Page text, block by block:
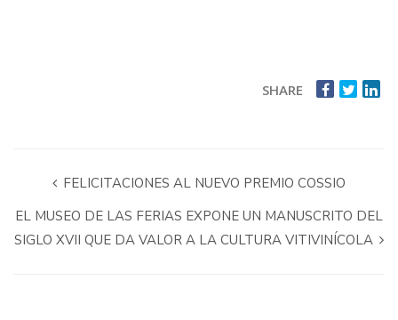
SHARE
FELICITACIONES AL NUEVO PREMIO COSSIO
EL MUSEO DE LAS FERIAS EXPONE UN MANUSCRITO DEL
SIGLO XVII QUE DA VALOR A LA CULTURA VITIVINÍCOLA